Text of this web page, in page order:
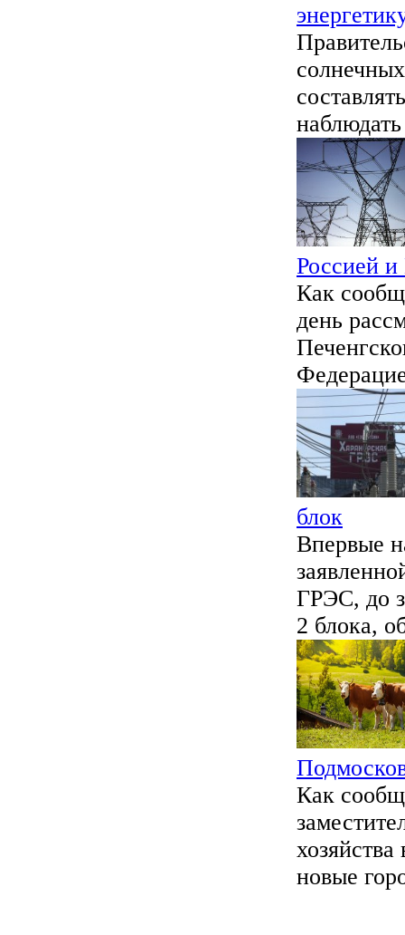
Россией
Как
день
блок
Впервые
ГРЭС, до
2 блока,
Как
новые